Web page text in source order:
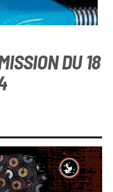
DU 18